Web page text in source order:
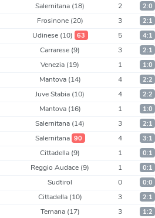
Salernitana (18) 2 2:0
Frosinone (20) 3 2:1
Udinese (10) 63 5 4:1
Carrarese (9) 3 2:1
Venezia (19) 1 1:0
Mantova (14) 4 2:2
Juve Stabia (10) 4 2:2
Mantova (16) 1 1:0
Salernitana (14) 3 2:1
Salernitana 90 4 3:1
Cittadella (9) 1 0:1
Reggio Audace (9) 1 0:1
Sudtirol 0 0:0
Cittadella (10) 3 2:1
Ternana (17) 3 1:2